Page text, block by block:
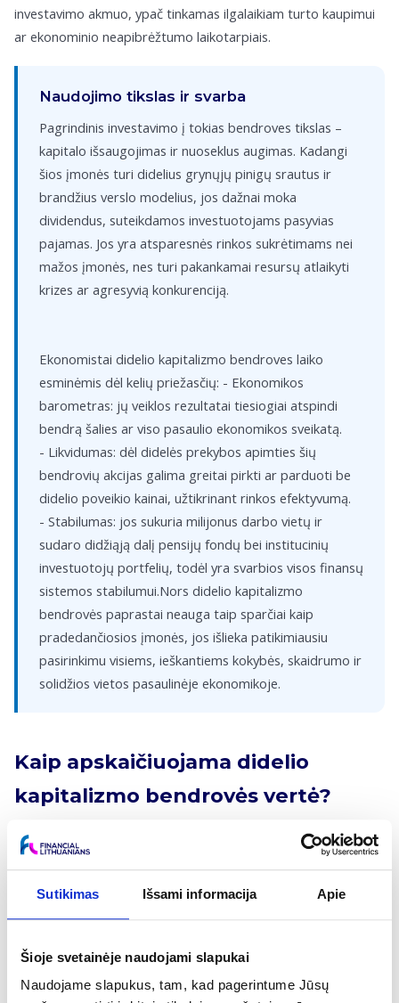
Sutikimas Išsami informacija Apie
Šioje svetainėje naudojami slapukai
Naudojame slapukus, tam, kad pagerintume Jūsų
investavimo akmuo, ypač tinkamas ilgalaikiam turto kaupimui
ar ekonominio neapibrėžtumo laikotarpiais.
Naudojimo tikslas ir svarba
Pagrindinis investavimo į tokias bendroves tikslas –
kapitalo išsaugojimas ir nuoseklus augimas. Kadangi
šios įmonės turi didelius grynųjų pinigų srautus ir
brandžius verslo modelius, jos dažnai moka
dividendus, suteikdamos investuotojams pasyvias
pajamas. Jos yra atsparesnės rinkos sukrėtimams nei
mažos įmonės, nes turi pakankamai resursų atlaikyti
krizes ar agresyvią konkurenciją.
Ekonomistai didelio kapitalizmo bendroves laiko
esminėmis dėl kelių priežasčių: - Ekonomikos
barometras: jų veiklos rezultatai tiesiogiai atspindi
bendrą šalies ar viso pasaulio ekonomikos sveikatą.
- Likvidumas: dėl didelės prekybos apimties šių
bendrovių akcijas galima greitai pirkti ar parduoti be
didelio poveikio kainai, užtikrinant rinkos efektyvumą.
- Stabilumas: jos sukuria milijonus darbo vietų ir
sudaro didžiąją dalį pensijų fondų bei institucinių
investuotojų portfelių, todėl yra svarbios visos finansų
sistemos stabilumui.Nors didelio kapitalizmo
bendrovės paprastai neauga taip sparčiai kaip
pradedančiosios įmonės, jos išlieka patikimiausiu
pasirinkimu visiems, ieškantiems kokybės, skaidrumo ir
solidžios vietos pasaulinėje ekonomikoje.
Kaip apskaičiuojama didelio
kapitalizmo bendrovės vertė?
Didelio kapitalizmo bendrovės vertė, arba rinkos kapitalizacija,
apskaičiuojama padauginus dabartinę vienos akcijos rinkos
nuolat kinta sulig kiekvienu sandoriu biržoje, todėl jis
kainą, kurią nustato investuotojų lūkesčiai ir rinkos paklausa.
Nors ši formulė paprasta, ji yra pagrindinis kriterijus skirstant
įmones į rizikos grupes bei įtraukiant jas į prestižinius akcijų